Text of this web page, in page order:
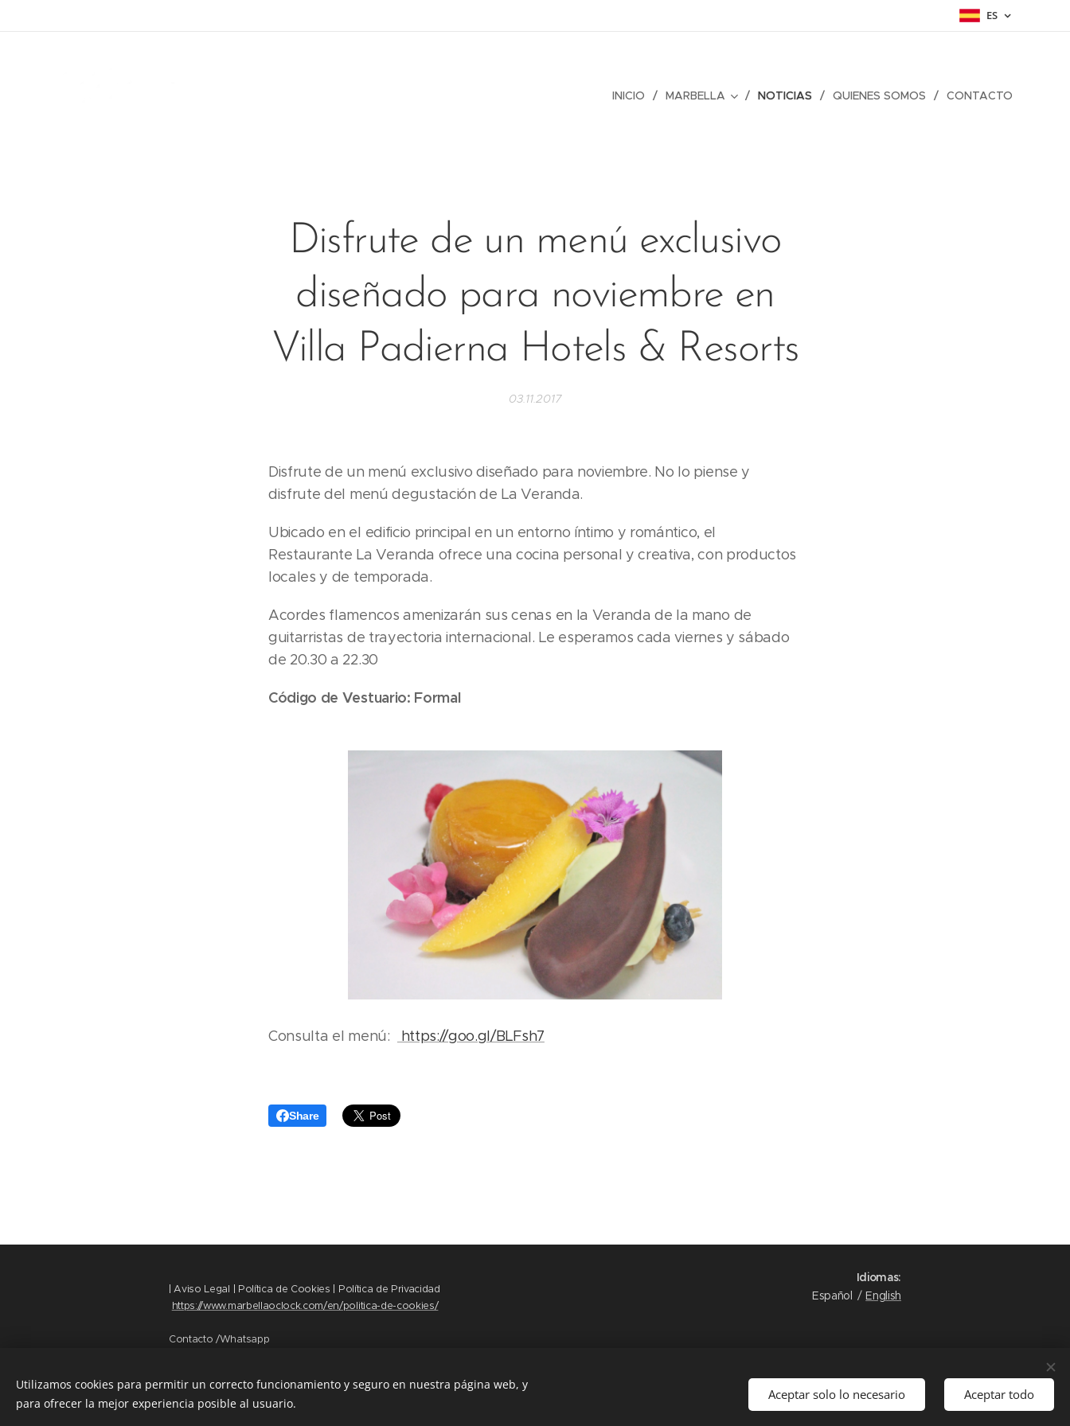
ES
INICIO MARBELLA NOTICIAS QUIENES SOMOS CONTACTO
Disfrute de un menú exclusivo
diseñado para noviembre en
Villa Padierna Hotels & Resorts
03.11.2017
Disfrute de un menú exclusivo diseñado para noviembre. No lo piense y
disfrute del menú degustación de La Veranda.
Ubicado en el edificio principal en un entorno íntimo y romántico, el
Restaurante La Veranda ofrece una cocina personal y creativa, con productos
locales y de temporada.
Acordes flamencos amenizarán sus cenas en la Veranda de la mano de
guitarristas de trayectoria internacional. Le esperamos cada viernes y sábado
de 20.30 a 22.30
Código de Vestuario: Formal
Consulta el menú: https://goo.gl/BLFsh7
Share
| Aviso Legal | Política de Cookies | Política de Privacidad
https://www.marbellaoclock.com/en/politica-de-cookies/
Contacto /Whatsapp
www.marbellaoclock.com Cookies
Idiomas
Español
English
Utilizamos cookies para permitir un correcto funcionamiento y seguro en nuestra página web, y
para ofrecer la mejor experiencia posible al usuario.
Aceptar solo lo necesario Aceptar todo